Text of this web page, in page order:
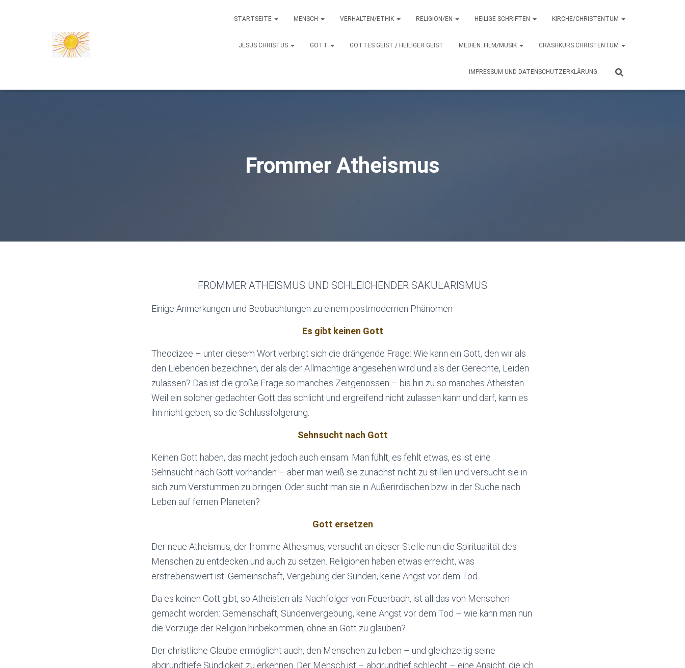
STARTSEITE MENSCH VERHALTEN/ETHIK RELIGION/EN HEILIGE SCHRIFTEN KIRCHE/CHRISTENTUM
JESUS CHRISTUS GOTT GOTTES GEIST / HEILIGER GEIST MEDIEN: FILM/MUSIK CRASHKURS CHRISTENTUM
IMPRESSUM UND DATENSCHUTZERKLÄRUNG
Frommer Atheismus
FROMMER ATHEISMUS UND SCHLEICHENDER SÄKULARISMUS
Einige Anmerkungen und Beobachtungen zu einem postmodernen Phänomen
Es gibt keinen Gott
Theodizee – unter diesem Wort verbirgt sich die drängende Frage: Wie kann ein Gott, den wir als
den Liebenden bezeichnen, der als der Allmächtige angesehen wird und als der Gerechte, Leiden
zulassen? Das ist die große Frage so manches Zeitgenossen – bis hin zu so manches Atheisten.
Weil ein solcher gedachter Gott das schlicht und ergreifend nicht zulassen kann und darf, kann es
ihn nicht geben, so die Schlussfolgerung.
Sehnsucht nach Gott
Keinen Gott haben, das macht jedoch auch einsam. Man fühlt, es fehlt etwas, es ist eine
Sehnsucht nach Gott vorhanden – aber man weiß sie zunächst nicht zu stillen und versucht sie in
sich zum Verstummen zu bringen. Oder sucht man sie in Außerirdischen bzw. in der Suche nach
Leben auf fernen Planeten?
Gott ersetzen
Der neue Atheismus, der fromme Atheismus, versucht an dieser Stelle nun die Spiritualität des
Menschen zu entdecken und auch zu setzen. Religionen haben etwas erreicht, was
erstrebenswert ist: Gemeinschaft, Vergebung der Sünden, keine Angst vor dem Tod.
Da es keinen Gott gibt, so Atheisten als Nachfolger von Feuerbach, ist all das von Menschen
gemacht worden: Gemeinschaft, Sündenvergebung, keine Angst vor dem Tod – wie kann man nun
die Vorzüge der Religion hinbekommen, ohne an Gott zu glauben?
Der christliche Glaube ermöglicht auch, den Menschen zu lieben – und gleichzeitig seine
abgrundtiefe Sündigkeit zu erkennen. Der Mensch ist – abgrundtief schlecht – eine Ansicht, die ich